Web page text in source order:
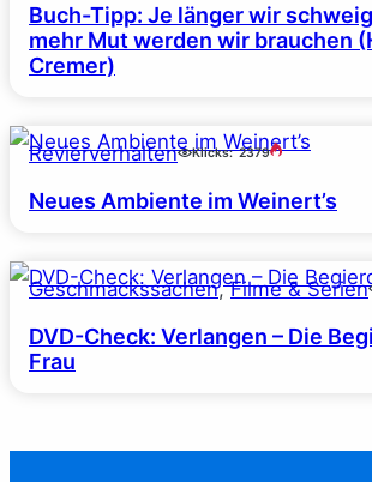
Buch-Tipp: Je länger wir
mehr Mut werden wir brauchen
Cremer)
Revierverhalten Klicks: 2379
Neues Ambiente im Weinert’s
Geschmackssachen, Filme & Serien
DVD-Check: Verlangen – Die
Frau